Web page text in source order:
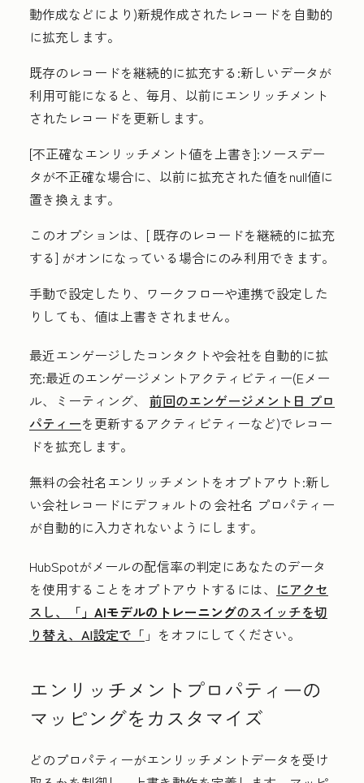
動作成などにより)新規作成されたレコードを自動的
に拡充します。
既存のレコードを継続的に拡充する:新しいデータが
利用可能になると、毎月、以前にエンリッチメント
されたレコードを更新します。
[不正確なエンリッチメント値を上書き]:ソースデー
タが不正確な場合に、以前に拡充された値をnull値に
置き換えます。
このオプションは、[ 既存のレコードを継続的に拡充
する] がオンになっている場合にのみ利用できます。
手動で設定したり、ワークフローや連携で設定した
りしても、値は上書きされません。
最近エンゲージしたコンタクトや会社を自動的に拡
充:最近のエンゲージメントアクティビティー(Eメー
ル、ミーティング、 前回のエンゲージメント日 プロ
パティーを更新するアクティビティーなど)でレコー
ドを拡充します。
無料の会社名エンリッチメントをオプトアウト:新し
い会社レコードにデフォルトの 会社名 プロパティー
が自動的に入力されないようにします。
HubSpotがメールの配信率の判定にあなたのデータ
を使用することをオプトアウトするには、 にアクセ
スし、「 」AIモデルのトレーニングのスイッチを切
り替え、AI設定で「 」をオフにしてください。
エンリッチメントプロパティーの
マッピングをカスタマイズ
どのプロパティーがエンリッチメントデータを受け